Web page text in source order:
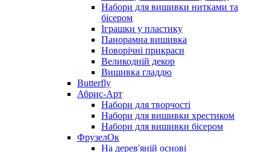
Набори для вишивки нитками та
бісером
Іграшки у пластику
Панорамна вишивка
Новорічні прикраси
Великодній декор
Вишивка гладдю
Butterfly
Абрис-Арт
Набори для творчості
Набори для вишивки хрестиком
Набори для вишивки бісером
ФрузелОк
На дерев'яній основі